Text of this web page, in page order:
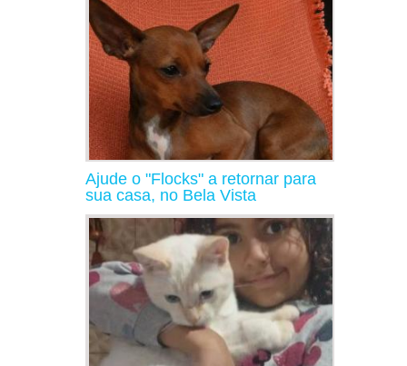
Ajude o "Flocks" a retornar para
sua casa, no Bela Vista